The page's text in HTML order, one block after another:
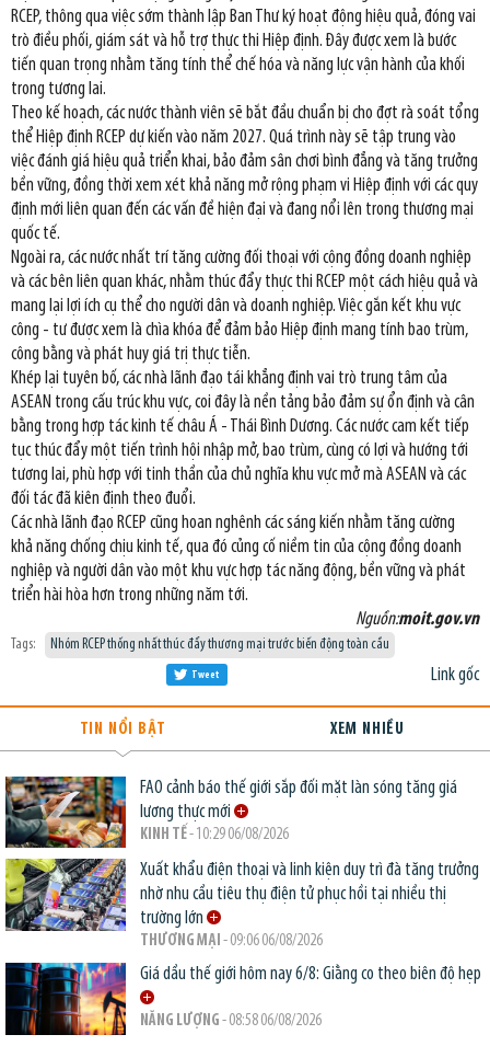
RCEP, thông qua việc sớm thành lập Ban Thư ký hoạt động hiệu quả, đóng vai
trò điều phối, giám sát và hỗ trợ thực thi Hiệp định. Đây được xem là bước
tiến quan trọng nhằm tăng tính thể chế hóa và năng lực vận hành của khối
trong tương lai.
Theo kế hoạch, các nước thành viên sẽ bắt đầu chuẩn bị cho đợt rà soát tổng
thể Hiệp định RCEP dự kiến vào năm 2027. Quá trình này sẽ tập trung vào
việc đánh giá hiệu quả triển khai, bảo đảm sân chơi bình đẳng và tăng trưởng
bền vững, đồng thời xem xét khả năng mở rộng phạm vi Hiệp định với các quy
định mới liên quan đến các vấn đề hiện đại và đang nổi lên trong thương mại
quốc tế.
Ngoài ra, các nước nhất trí tăng cường đối thoại với cộng đồng doanh nghiệp
và các bên liên quan khác, nhằm thúc đẩy thực thi RCEP một cách hiệu quả và
mang lại lợi ích cụ thể cho người dân và doanh nghiệp. Việc gắn kết khu vực
công - tư được xem là chìa khóa để đảm bảo Hiệp định mang tính bao trùm,
công bằng và phát huy giá trị thực tiễn.
Khép lại tuyên bố, các nhà lãnh đạo tái khẳng định vai trò trung tâm của
ASEAN trong cấu trúc khu vực, coi đây là nền tảng bảo đảm sự ổn định và cân
bằng trong hợp tác kinh tế châu Á - Thái Bình Dương. Các nước cam kết tiếp
tục thúc đẩy một tiến trình hội nhập mở, bao trùm, cùng có lợi và hướng tới
tương lai, phù hợp với tinh thần của chủ nghĩa khu vực mở mà ASEAN và các
đối tác đã kiên định theo đuổi.
Các nhà lãnh đạo RCEP cũng hoan nghênh các sáng kiến nhằm tăng cường
khả năng chống chịu kinh tế, qua đó củng cố niềm tin của cộng đồng doanh
nghiệp và người dân vào một khu vực hợp tác năng động, bền vững và phát
triển hài hòa hơn trong những năm tới.
Nguồn:moit.gov.vn
Tags: Nhóm RCEP thống nhất thúc đẩy thương mại trước biến động toàn cầu
Link gốc
Tweet
TIN NỔI BẬT XEM NHIỀU
FAO cảnh báo thế giới sắp đối mặt làn sóng tăng giá
lương thực mới
KINH TẾ- 10:29 06/08/2026
Xuất khẩu điện thoại và linh kiện duy trì đà tăng trưởng
nhờ nhu cầu tiêu thụ điện tử phục hồi tại nhiều thị
trường lớn
THƯƠNG MẠI - 09:06 06/08/2026
Giá dầu thế giới hôm nay 6/8: Giằng co theo biên độ hẹp
NĂNG LƯỢNG - 08:58 06/08/2026